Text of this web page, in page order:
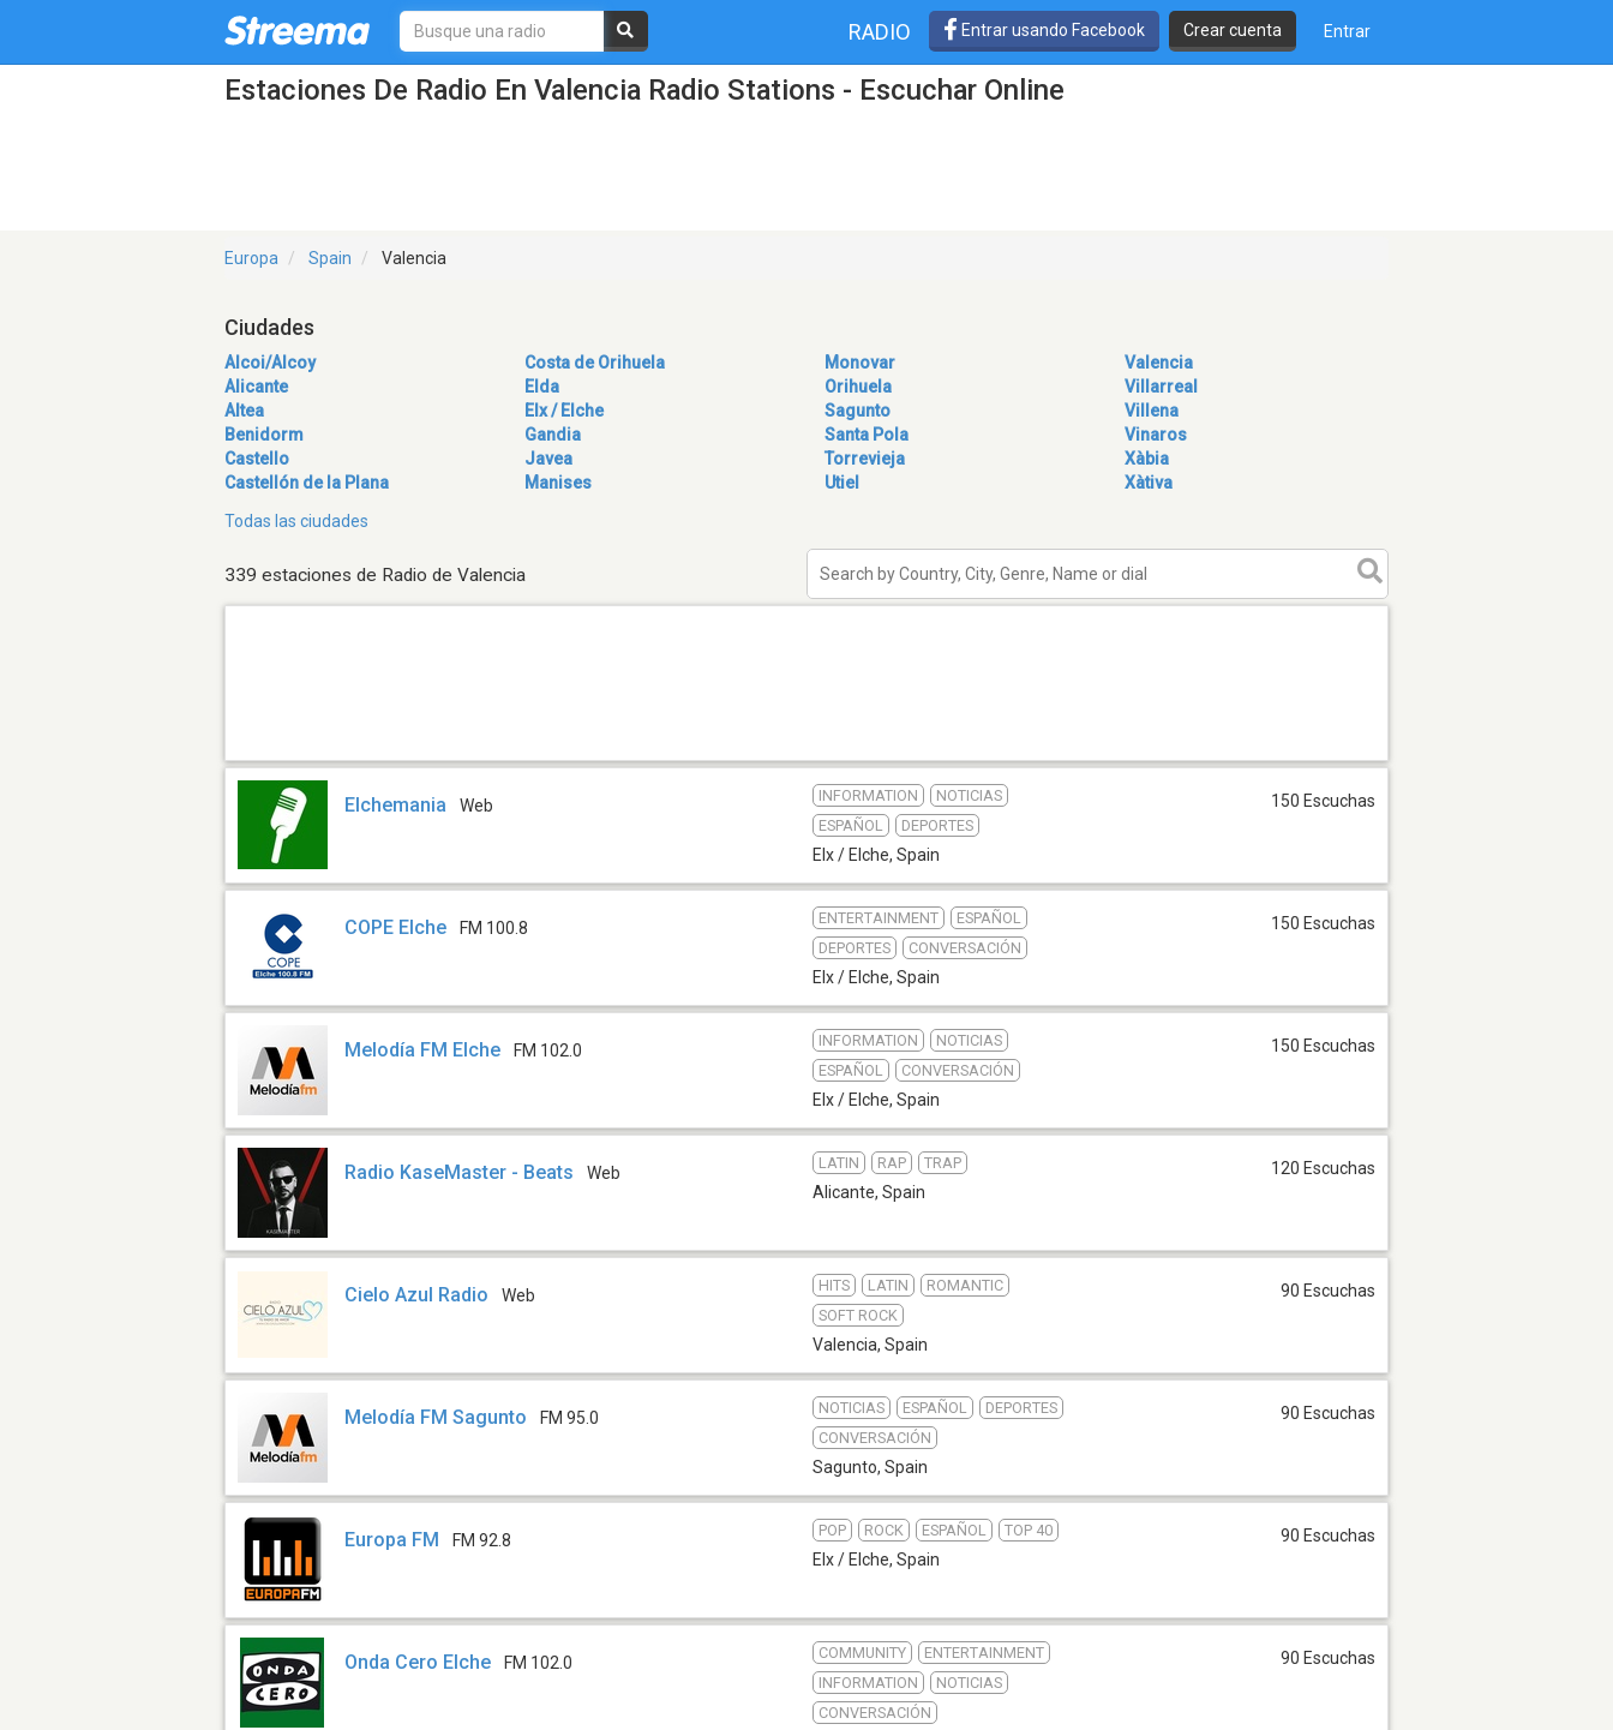
RADIO Entrar usando Facebook Crear cuenta Entrar
Estaciones De Radio En Valencia Radio Stations - Escuchar Online
Europa Spain Valencia
Ciudades
Alcoi/Alcoy
Alicante
Altea
Benidorm
Castello
Castellón de la Plana
Costa de Orihuela
Elda
Elx / Elche
Gandia
Javea
Manises
Monovar
Orihuela
Sagunto
Santa Pola
Torrevieja
Utiel
Valencia
Villarreal
Villena
Vinaros
Xàbia
Xàtiva
Todas las ciudades
339 estaciones de Radio de Valencia
Elchemania Web
INFORMATION
NOTICIAS
ESPAÑOL
DEPORTES
Elx / Elche, Spain
150 Escuchas
COPE Elche FM 100.8
ENTERTAINMENT
ESPAÑOL
DEPORTES
CONVERSACIÓN
Elx / Elche, Spain
150 Escuchas
Melodía FM Elche FM 102.0
INFORMATION
NOTICIAS
ESPAÑOL
CONVERSACIÓN
Elx / Elche, Spain
150 Escuchas
Radio KaseMaster - Beats Web
LATIN RAP TRAP
Alicante, Spain
120 Escuchas
Cielo Azul Radio Web
HITS LATIN
ROMANTIC
SOFT ROCK
Valencia, Spain
90 Escuchas
Melodía FM Sagunto FM 95.0
NOTICIAS ESPAÑOL
DEPORTES
CONVERSACIÓN
Sagunto, Spain
90 Escuchas
Europa FM FM 92.8
POP ROCK ESPAÑOL TOP 40
Elx / Elche, Spain
90 Escuchas
Onda Cero Elche FM 102.0
COMMUNITY
ENTERTAINMENT
INFORMATION
NOTICIAS
CONVERSACIÓN
90 Escuchas